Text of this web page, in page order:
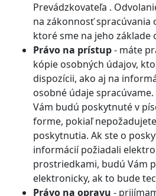
Prevádzkovateľa .
na zákonnosť spracúvania
ktoré sme na jeho základe
Právo na prístup- máte
kópie osobných údajov,
dispozícii, ako aj na
osobné údaje
Vám budú poskytnuté v
forme, pokiaľ
poskytnutia. Ak ste o
informácií požiadali
prostriedkami, budú Vám
elektronicky, ak to bude
Právo na opravu -